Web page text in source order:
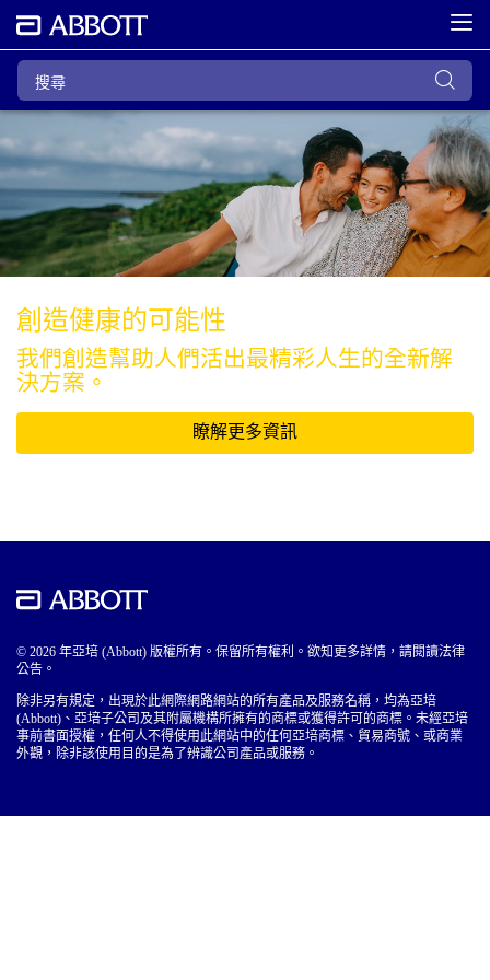
創造健康的可能性
我們創造幫助人們活出最精彩人生的全新解
決方案。
瞭解更多資訊
© 2026 年亞培 (Abbott) 版權所有。保留所有權利。欲知更多詳情，請閱讀法律
公告。
除非另有規定，出現於此網際網路網站的所有產品及服務名稱，均為亞培
(Abbott)、亞培子公司及其附屬機構所擁有的商標或獲得許可的商標。未經亞培
事前書面授權，任何人不得使用此網站中的任何亞培商標、貿易商號、或商業
外觀，除非該使用目的是為了辨識公司產品或服務。